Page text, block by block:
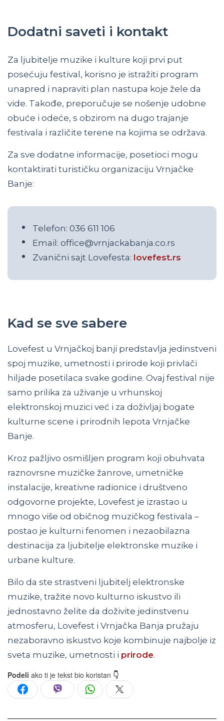
Dodatni saveti i kontakt
Za ljubitelje muzike i kulture koji prvi put
posećuju festival, korisno je istražiti program
unapred i napraviti plan nastupa koje žele da
vide. Takođe, preporučuje se nošenje udobne
obuće i odeće, s obzirom na dugo trajanje
festivala i različite terene na kojima se održava.
Za sve dodatne informacije, posetioci mogu
kontaktirati turističku organizaciju Vrnjačke
Banje:
Telefon: 036 611 106
Email: office@vrnjackabanja.co.rs
Zvanični sajt Lovefesta: lovefest.rs
Kad se sve sabere
Lovefest u Vrnjačkoj banji predstavlja jedinstveni
spoj muzike, umetnosti i prirode koji privlači
hiljade posetilaca svake godine. Ovaj festival nije
samo prilika za uživanje u vrhunskoj
elektronskoj muzici već i za doživljaj bogate
kulturne scene i prirodnih lepota Vrnjačke
Banje.
Kroz pažljivo osmišljen program koji obuhvata
raznovrsne muzičke žanrove, umetničke
instalacije, kreativne radionice i društveno
odgovorne projekte, Lovefest je izrastao u
mnogo više od običnog muzičkog festivala –
postao je kulturni fenomen i nezaobilazna
destinacija za ljubitelje elektronske muzike i
urbane kulture.
Bilo da ste strastveni ljubitelj elektronske
muzike, tražite novo kulturno iskustvo ili
jednostavno želite da doživite jedinstvenu
atmosferu, Lovefest i Vrnjačka Banja pružaju
nezaboravno iskustvo koje kombinuje najbolje iz
sveta muzike, umetnosti i prirode.
Podeli ako ti je tekst bio koristan 👇